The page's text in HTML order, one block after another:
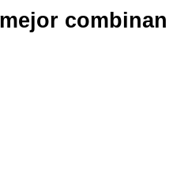
combinan